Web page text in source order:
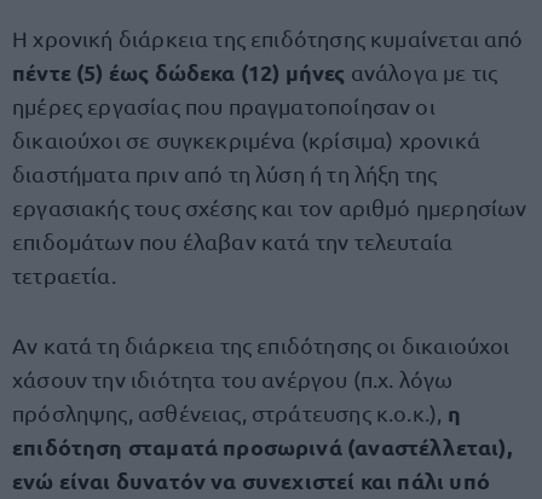
Η χρονική διάρκεια της επιδότησης κυμαίνεται από
πέντε (5) έως δώδεκα (12) μήνες ανάλογα με τις
ημέρες εργασίας που πραγματοποίησαν οι
δικαιούχοι σε συγκεκριμένα (κρίσιμα) χρονικά
διαστήματα πριν από τη λύση ή τη λήξη της
εργασιακής τους σχέσης και τον αριθμό ημερησίων
επιδομάτων που έλαβαν κατά την τελευταία
τετραετία.
Αν κατά τη διάρκεια της επιδότησης οι δικαιούχοι
χάσουν την ιδιότητα του ανέργου (π.χ. λόγω
πρόσληψης, ασθένειας, στράτευσης κ.ο.κ.), η
επιδότηση σταματά προσωρινά (αναστέλλεται),
ενώ είναι δυνατόν να συνεχιστεί και πάλι υπό